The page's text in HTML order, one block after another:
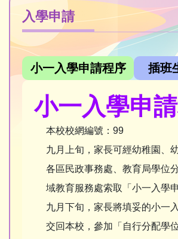
入學申請
小一入學申請程序 插班
小一入學申
本校校網編號：99
九月上旬，家長可經幼稚園、
各區民政事務處、教育局學位
域教育服務處索取「小一入學
九月下旬，家長將填妥的小一
交回本校，參加「自行分配學